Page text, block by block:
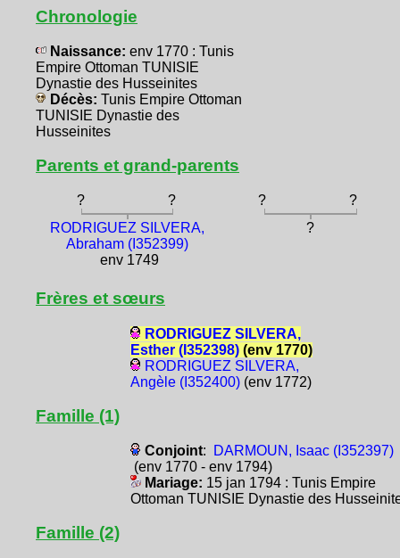
Chronologie
Naissance: env 1770 : Tunis
Empire Ottoman TUNISIE
Dynastie des Husseinites
Décès: Tunis Empire Ottoman
TUNISIE Dynastie des
Husseinites
Parents et grand-parents
? ? ?
?
RODRIGUEZ SILVERA,
Abraham (I352399)
env 1749
?
Frères et sœurs
RODRIGUEZ SILVERA,
Esther (I352398)(env 1770)
RODRIGUEZ SILVERA,
Angèle (I352400)(env 1772)
Famille (1)
Conjoint:
DARMOUN, Isaac (I352397)
(env 1770 - env 1794)
Mariage: 15 jan 1794 : Tunis Empire
Ottoman TUNISIE Dynastie des
Famille (2)